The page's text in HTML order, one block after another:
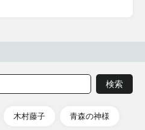
木村藤子 青森の神様